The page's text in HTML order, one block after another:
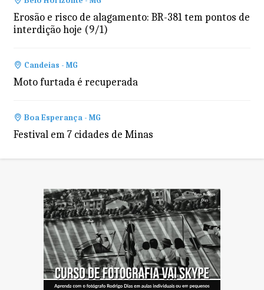
Erosão e risco de alagamento: BR-381 tem pontos de
interdição hoje (9/1)
Candeias - MG
Moto furtada é recuperada
Boa Esperança - MG
Festival em 7 cidades de Minas